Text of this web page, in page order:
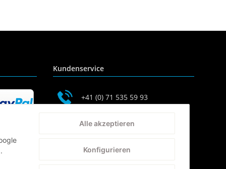
Kundenservice
+41 (0) 71 535 59 93
service@autolampen24.ch
Alle akzeptieren
Konfigurieren